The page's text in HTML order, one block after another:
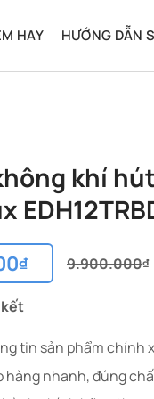
HAY HƯỚNG DẪN
khí
9.900.000₫
₫
tin sản phẩm chính
hàng nhanh, đúng